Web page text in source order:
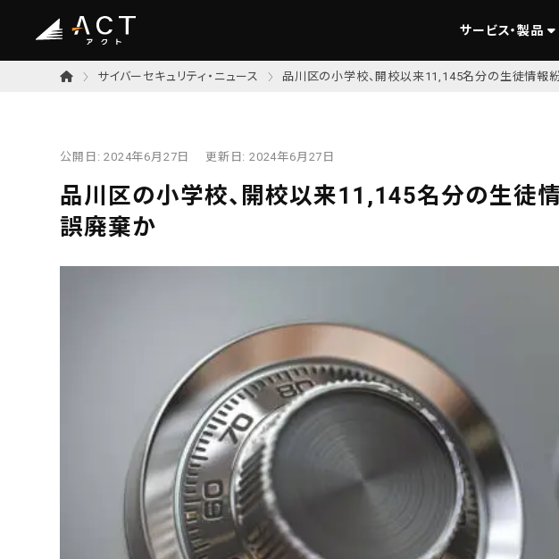
サービス・製品
サイバーセキュリティ・ニュース 品川区の小学校、開校以来11,145名分の生徒情報
公開日:2024年6月27日 更新日: 2024年6月27日
品川区の小学校、開校以来11,145名分の生徒
誤廃棄か